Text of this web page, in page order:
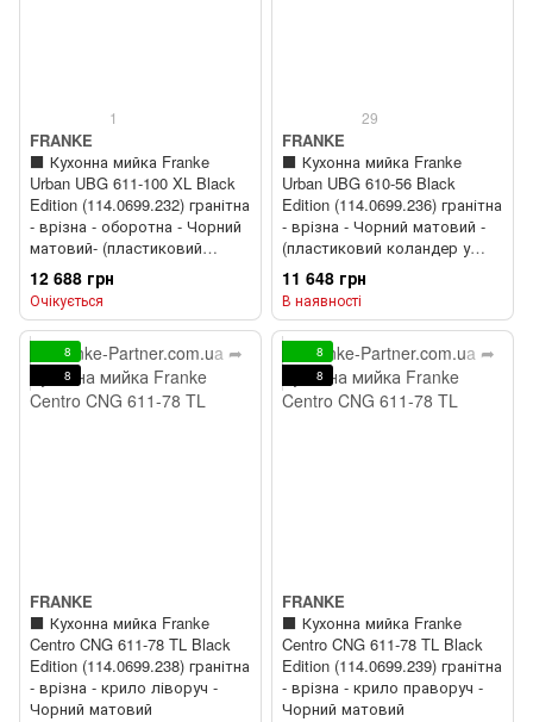
1
FRANKE
⬛️ Кухонна мийка Franke
Urban UBG 611-100 XL Black
Edition (114.0699.232) гранітна
- врізна - оборотна - Чорний
матовий- (пластиковий
коландер у комлекті)
12 688 грн
Очікується
29
FRANKE
⬛️ Кухонна мийка Franke
Urban UBG 610-56 Black
Edition (114.0699.236) гранітна
- врізна - Чорний матовий -
(пластиковий коландер у
комлекті)
11 648 грн
В наявності
8
8
FRANKE
⬛️ Кухонна мийка Franke
Centro CNG 611-78 TL Black
Edition (114.0699.238) гранітна
- врізна - крило ліворуч -
Чорний матовий
8
8
FRANKE
⬛️ Кухонна мийка Franke
Centro CNG 611-78 TL Black
Edition (114.0699.239) гранітна
- врізна - крило праворуч -
Чорний матовий